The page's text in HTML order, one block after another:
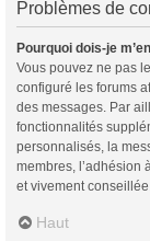
Problèmes de
Pourquoi dois-je
Vous pouvez ne pas
configuré les forums
des messages. Par
fonctionnalités
personnalisés, la
membres, l’adhésion
et vivement conseillée.
Haut